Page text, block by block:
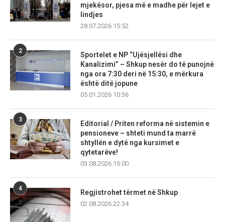
mjekësor, pjesa më e madhe për lejet e
lindjes
28.07.2026 15:52
2
Sportelet e NP “Ujësjellësi dhe
Kanalizimi” – Shkup nesër do të punojnë
nga ora 7:30 deri në 15:30, e mërkura
është ditë jopune
05.01.2026 10:36
3
Editorial / Priten reforma në sistemin e
pensioneve – shteti mund ta marrë
shtyllën e dytë nga kursimet e
qytetarëve!
03.08.2026 15:00
4
Regjistrohet tërmet në Shkup
02.08.2026 22:34